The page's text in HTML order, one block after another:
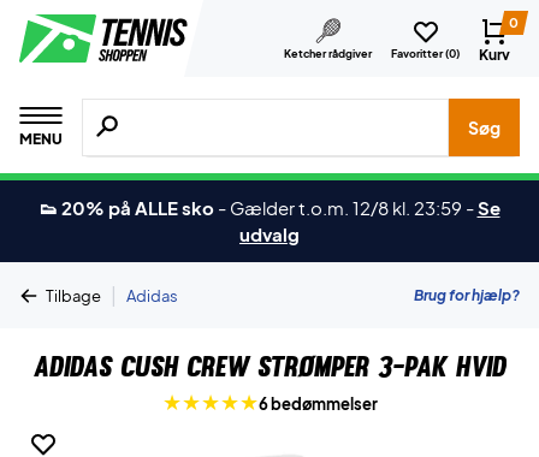
Ketcher rådgiver Favoritter (0)
0
Kurv
MENU
Søg efter produkter, mærker etc.
Søg
👟 20% på ALLE sko - Gælder t.o.m. 12/8 kl. 23:59 -Se
udvalg
Tilbage | Adidas Brug for hjælp?
Adidas Cush Crew Strømper 3-pak Hvid
6 bedømmelser